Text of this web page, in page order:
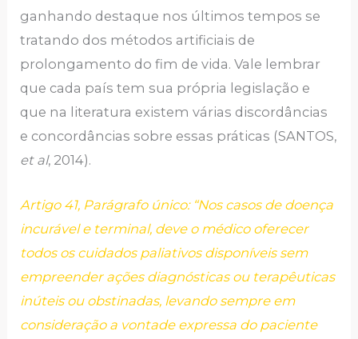
ganhando destaque nos últimos tempos se
tratando dos métodos artificiais de
prolongamento do fim de vida. Vale lembrar
que cada país tem sua própria legislação e
que na literatura existem várias discordâncias
e concordâncias sobre essas práticas (SANTOS,
et al, 2014).
Artigo 41, Parágrafo único: “Nos casos de doença
incurável e terminal, deve o médico oferecer
todos os cuidados paliativos disponíveis sem
empreender ações diagnósticas ou terapêuticas
inúteis ou obstinadas, levando sempre em
consideração a vontade expressa do paciente